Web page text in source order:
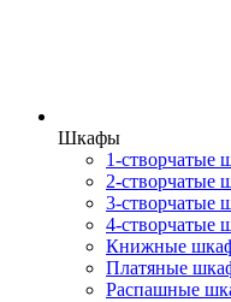
Шкафы
1-створчатые
2-створчатые
3-створчатые
4-створчатые
Книжные
Платяные
Распашные